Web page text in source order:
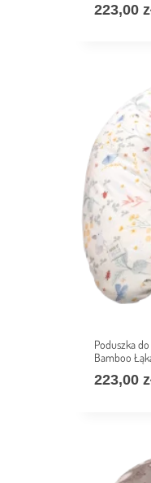
223,00
Poduszka
Bamboo
223,00